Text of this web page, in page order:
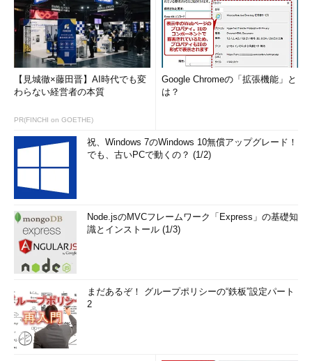
【見城徹×藤田晋】AI時代でも変
わらない経営者の本質
PR(FINCHI on GOETHE)
Google Chromeの「拡張機能」と
は？
祝、Windows 7のWindows 10無償アップグレード！
でも、古いPCで動くの？ (1/2)
Node.jsのMVCフレームワーク「Express」の基礎知
識とインストール (1/3)
まだあるぞ！ グループポリシーの“鉄板”設定パート
2